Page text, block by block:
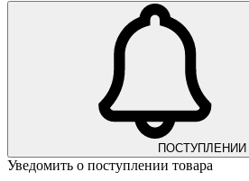
ПОСТУПЛЕНИИ
Уведомить о поступлении товара